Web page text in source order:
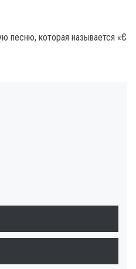
песню, которая называется «Є